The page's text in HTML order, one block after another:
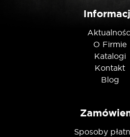
O Firmie
Katalogi
Kontakt
Blog
Sposoby